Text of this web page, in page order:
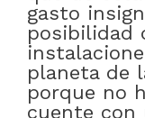
gasto
posibilidad
planeta de
porque no
cuente con